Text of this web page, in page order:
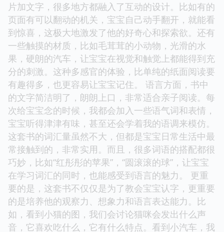
片加文字，很多地方都融入了互动的设计。比如有的
页面有可以翻动的机关，宝宝自己动手翻开，就能看
到惊喜，这极大地激发了他的好奇心和探索欲。还有
一些触摸的材质，比如毛茸茸的小动物，光滑的水
果，硬朗的汽车，让宝宝在视觉和触觉上都能得到充
分的刺激。这种多感官的体验，比单纯的纸面阅读要
有趣得多，也更容易让宝宝记住。 语言方面，书中
的文字简洁明了，朗朗上口，非常适合亲子阅读。每
次给宝宝念的时候，我都会加入一些语气词和表情，
宝宝听得津津有味，甚至还会学着我的语调来模仿。
这套书的词汇量虽然不大，但都是宝宝日常生活中最
常接触到的，非常实用。而且，很多词语的搭配都很
巧妙，比如“红彤彤的苹果”，“圆滚滚的球”，让宝宝
在学习词汇的同时，也能感受到语言的魅力。 更重
要的是，这套书不仅仅是为了教会宝宝认字，更重要
的是培养他的观察力、想象力和语言表达能力。比
如，看到小猫的图，我们会讨论猫咪会发出什么声
音，它喜欢吃什么，它有什么特点。看到小汽车，我